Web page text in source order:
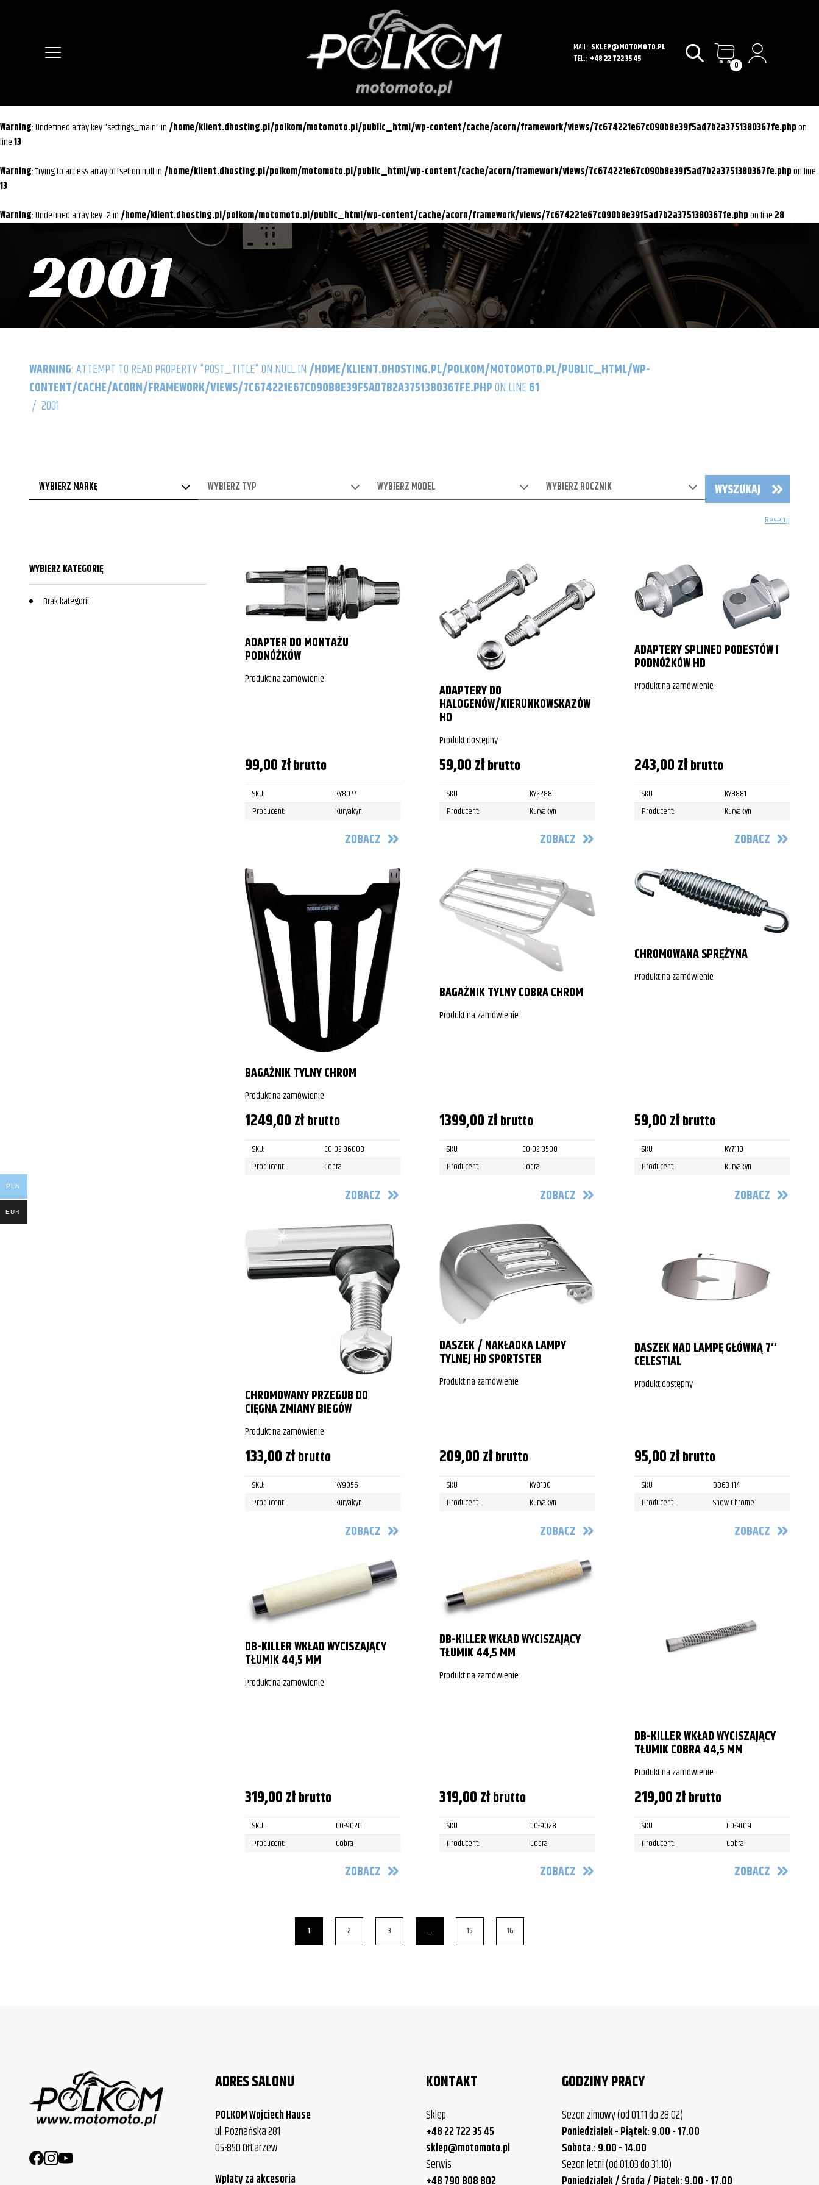
MAIL: SKLEP@MOTOMOTO.PL
TEL.: +48 22 722 35 45 0
Warning : Undefined array key "settings_main" in/home/klient.dhosting.pl/polkom/motomoto.pl/public_html/wp-content/cache/acorn/framework/views/7c674221e67c090b8e39f5ad7b2a3751380367fe.phpon
line13
Warning : Trying to access array offset on null in/home/klient.dhosting.pl/polkom/motomoto.pl/public_html/wp-content/cache/acorn/framework/views/7c674221e67c090b8e39f5ad7b2a3751380367fe.phpon line
13
Warning : Undefined array key -2 in/home/klient.dhosting.pl/polkom/motomoto.pl/public_html/wp-content/cache/acorn/framework/views/7c674221e67c090b8e39f5ad7b2a3751380367fe.phpon line 28
2001
WARNING : ATTEMPT TO READ PROPERTY "POST_TITLE" ON NULL IN/HOME/KLIENT.DHOSTING.PL/POLKOM/MOTOMOTO.PL/PUBLIC_HTML/WP-
CONTENT/CACHE/ACORN/FRAMEWORK/VIEWS/7C674221E67C090B8E39F5AD7B2A3751380367FE.PHPON LINE61
/ 2001
WYBIERZ MARKĘ WYBIERZ TYP WYBIERZ MODEL WYBIERZ ROCZNIK WYSZUKAJ
Resetuj
WYBIERZ KATEGORIĘ
Brak kategorii
ADAPTER DO MONTAŻU
PODNÓŻKÓW
Produkt na zamówienie
99,00złbrutto
SKU:
KY8077
Producent:
Kuryakyn
ZOBACZ
ADAPTERY DO
HALOGENÓW/KIERUNKOWSKAZÓW
HD
Produkt dostępny
59,00złbrutto
SKU:
KY2288
Producent:
Kuryakyn
ZOBACZ
ADAPTERY SPLINED PODESTÓW I
PODNÓŻKÓW HD
Produkt na zamówienie
243,00złbrutto
SKU:
KY8881
Producent:
Kuryakyn
ZOBACZ
BAGAŻNIK TYLNY CHROM
Produkt na zamówienie
1249,00złbrutto
SKU:
CO-02-3600B
Producent:
Cobra
ZOBACZ
BAGAŻNIK TYLNY COBRA CHROM
Produkt na zamówienie
1399,00złbrutto
SKU:
CO-02-3500
Producent:
Cobra
ZOBACZ
CHROMOWANA SPRĘŻYNA
Produkt na zamówienie
59,00złbrutto
SKU:
KY7110
Producent:
Kuryakyn
ZOBACZ
CHROMOWANY PRZEGUB DO
CIĘGNA ZMIANY BIEGÓW
Produkt na zamówienie
133,00złbrutto
SKU:
KY9056
Producent:
Kuryakyn
ZOBACZ
DASZEK / NAKŁADKA LAMPY
TYLNEJ HD SPORTSTER
Produkt na zamówienie
209,00złbrutto
SKU:
KY8130
Producent:
Kuryakyn
ZOBACZ
DASZEK NAD LAMPĘ GŁÓWNĄ 7″
CELESTIAL
Produkt dostępny
95,00złbrutto
SKU:
BB63-114
Producent:
Show Chrome
ZOBACZ
DB-KILLER WKŁAD WYCISZAJĄCY
TŁUMIK 44,5 MM
Produkt na zamówienie
319,00złbrutto
SKU:
CO-9026
Producent:
Cobra
ZOBACZ
DB-KILLER WKŁAD WYCISZAJĄCY
TŁUMIK 44,5 MM
Produkt na zamówienie
319,00złbrutto
SKU:
CO-9028
Producent:
Cobra
ZOBACZ
DB-KILLER WKŁAD WYCISZAJĄCY
TŁUMIK COBRA 44,5 MM
Produkt na zamówienie
219,00złbrutto
SKU:
CO-9019
Producent:
Cobra
ZOBACZ
1 2 3 … 15 16
ADRES SALONU
POLKOM Wojciech Hause
ul. Poznańska 281
05-850 Ołtarzew
Wpłaty za akcesoria
KONTAKT
Sklep
+48 22 722 35 45
sklep@motomoto.pl
Serwis
+48 790 808 802
GODZINY PRACY
Sezon zimowy (od 01.11 do 28.02)
Poniedziałek - Piątek: 9.00 - 17.00
Sobota.: 9.00 - 14.00
Sezon letni (od 01.03 do 31.10)
Poniedziałek / Środa / Piątek: 9.00 - 17.00
PLN
EUR